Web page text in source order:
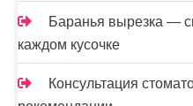
Баранья вырезка —
каждом кусочке
Консультация